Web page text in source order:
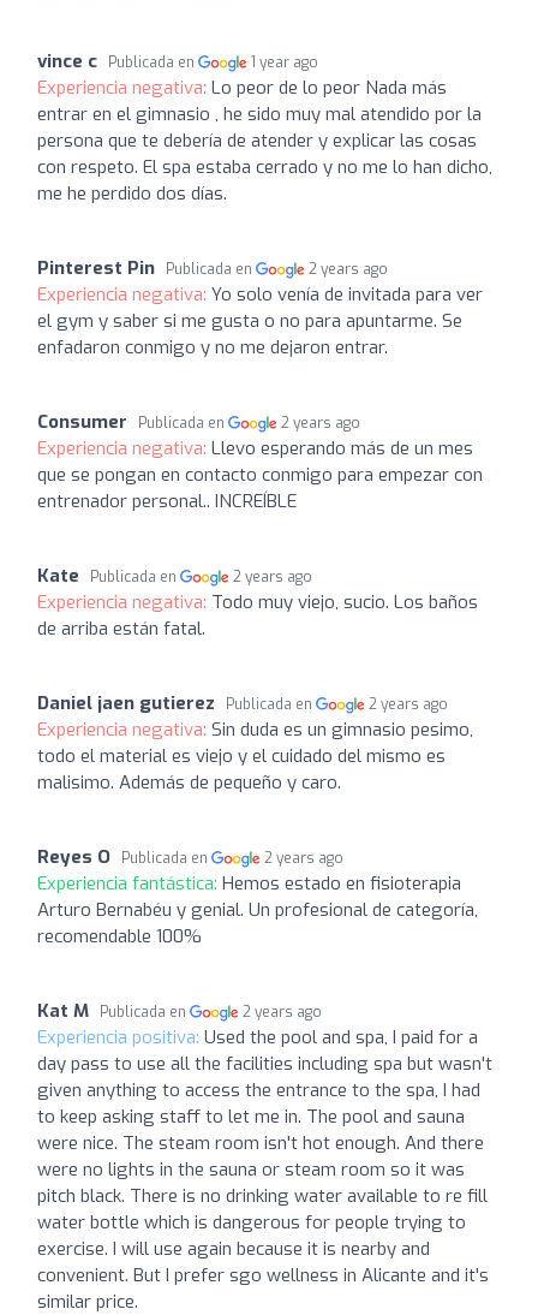
vince c Publicada en 1 year ago
Experiencia negativa: Lo peor de lo peor Nada más
entrar en el gimnasio , he sido muy mal atendido por la
persona que te debería de atender y explicar las cosas
con respeto. El spa estaba cerrado y no me lo han dicho,
me he perdido dos días.
Pinterest Pin Publicada en 2 years ago
Experiencia negativa: Yo solo venía de invitada para ver
el gym y saber si me gusta o no para apuntarme. Se
enfadaron conmigo y no me dejaron entrar.
Consumer Publicada en 2 years ago
Experiencia negativa: Llevo esperando más de un mes
que se pongan en contacto conmigo para empezar con
entrenador personal.. INCREÍBLE
Kate Publicada en 2 years ago
Experiencia negativa: Todo muy viejo, sucio. Los baños
de arriba están fatal.
Daniel jaen gutierez Publicada en 2 years ago
Experiencia negativa: Sin duda es un gimnasio pesimo,
todo el material es viejo y el cuidado del mismo es
malisimo. Además de pequeño y caro.
Reyes O Publicada en 2 years ago
Experiencia fantástica: Hemos estado en fisioterapia
Arturo Bernabéu y genial. Un profesional de categoría,
recomendable 100%
Kat M Publicada en 2 years ago
Experiencia positiva: Used the pool and spa, I paid for a
day pass to use all the facilities including spa but wasn't
given anything to access the entrance to the spa, I had
to keep asking staff to let me in. The pool and sauna
were nice. The steam room isn't hot enough. And there
were no lights in the sauna or steam room so it was
pitch black. There is no drinking water available to re fill
water bottle which is dangerous for people trying to
exercise. I will use again because it is nearby and
convenient. But I prefer sgo wellness in Alicante and it's
similar price.